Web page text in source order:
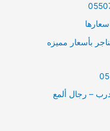
بأسعار مميزه
– رجال ألمع